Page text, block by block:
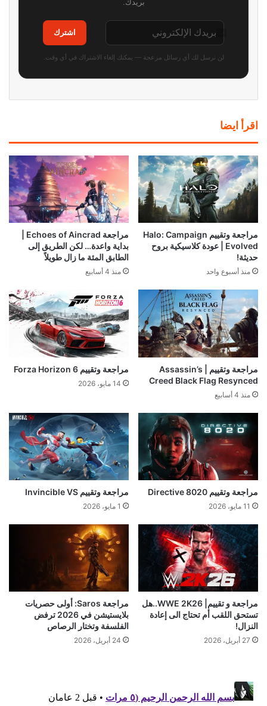
بريدك.
اشترك
لن نرسل لك أي رسائل مزعجة — يمكنك إلغاء الاشتراك في أي وقت.
اقرأ ايضا
مراجعة وتقييم Halo: Campaign
Evolved | عودة كلاسيكية بروح
حديثة!
منذ أسبوع واحد
بداية واعدة… لكن الطريق إلى
الطابق المئة ما زال طويلاً
منذ 4 أسابيع
مراجعة وتقييم | Assassin’s
Creed Black Flag Resynced
منذ 4 أسابيع
مراجعة وتقييم Forza Horizon 6
14 مايو، 2026
مراجعة وتقييم Directive 8020
11 مايو، 2026
مراجعة وتقييم Invincible VS
1 مايو، 2026
مراجعة و تقييم| WWE 2K26..هل
تستحق اللقب أم تحتاج الى إعادة
النزال!
27 أبريل، 2026
مراجعة Saros: أولى حصريات
بلايستيشن في 2026 ترفض
الفلسفة وتختار الرصاص
24 أبريل، 2026